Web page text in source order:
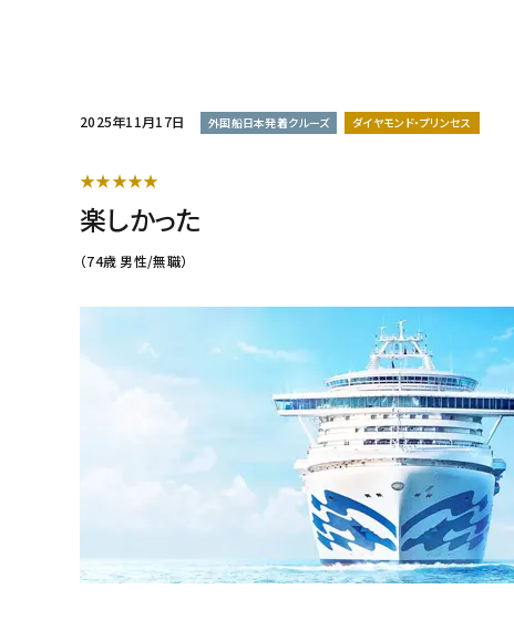
2025年11月17日 外国船日本発着クルーズ ダイヤモンド・プリンセス
★★★★★
楽しかった
（74歳 男性/無職）